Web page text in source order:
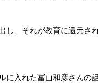
、それが教育に還元さ
に入れた冨山和彦さんの